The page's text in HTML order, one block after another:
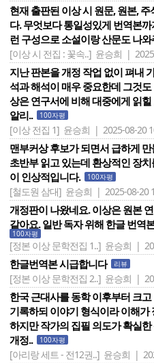
현재 출판된 이상 시 원문, 원본,
다. 무엇보다 통일성있게 번역본
런 구성으로 소설이랑 산문도 나
[이상 시 전집 : 꽃속..] 윤승희 |
지난 판본을 개정 작업 없이 펴내
석과 해석이 매우 중요한데 그것
상은 연구서에 비해 대중에게 읽
알리..
100자평
[이상 전집 1] 윤승희 | 2025-08-20
맨부커상 후보가 되면서 급하게
초반부 읽고 있는데 환상적인 장
이 인상적입니다.
100자평
[철도원 삼대] 윤승희 | 2025-08-20
개정판이 나왔네요. 이상은 원본
같아요. 일반 독자 위해 한글 번역
100자평
[정본 이상 문학전집 1..] 윤승희 |
한글번역본 시급합니다 리뷰
[정본 이상 문학전집 2..] 윤승희 |
한국 근대사를 동학 이후부터 크
기록하되 이야기 형식이라 이해가
하지만 작가의 집필 의도가 확실
개정..
100자평
[아리랑 세트 - 전12권..] 윤승희 |